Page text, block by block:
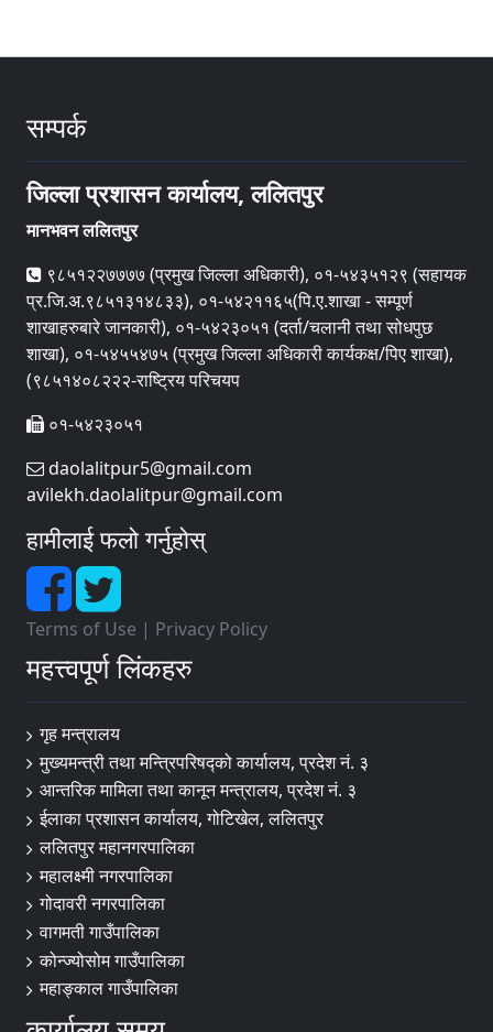
सम्पर्क
जिल्ला प्रशासन कार्यालय, ललितपुर
मानभवन ललितपुर
९८५१२२७७७७ (प्रमुख जिल्ला अधिकारी), ०१-५४३५१२९ (सहायक
प्र.जि.अ.९८५१३१४८३३), ०१-५४२११६५(पि.ए.शाखा - सम्पूर्ण
शाखाहरुबारे जानकारी), ०१-५४२३०५१ (दर्ता/चलानी तथा सोधपुछ
शाखा), ०१-५४५५४७५ (प्रमुख जिल्ला अधिकारी कार्यकक्ष/पिए शाखा),
(९८५१४०८२२२-राष्ट्रिय परिचयप
०१-५४२३०५१
daolalitpur5@gmail.com
avilekh.daolalitpur@gmail.com
हामीलाई फलो गर्नुहोस्
Terms of Use | Privacy Policy
महत्त्वपूर्ण लिंकहरु
गृह मन्त्रालय
मुख्यमन्त्री तथा मन्त्रिपरिषद्को कार्यालय, प्रदेश नं. ३
आन्तरिक मामिला तथा कानून मन्त्रालय, प्रदेश नं. ३
ईलाका प्रशासन कार्यालय, गोटिखेल, ललितपुर
ललितपुर महानगरपालिका
महालक्ष्मी नगरपालिका
गोदावरी नगरपालिका
वागमती गाउँपालिका
कोन्ज्योसोम गाउँपालिका
महाङ्काल गाउँपालिका